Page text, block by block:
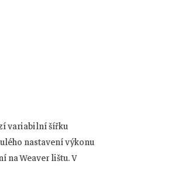
variabilní šířku
nastavení výkonu
na Weaver lištu. V